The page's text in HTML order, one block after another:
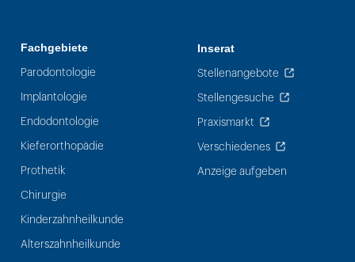
Fachgebiete
Parodontologie
Implantologie
Endodontologie
Kieferorthopädie
Prothetik
Chirurgie
Kinderzahnheilkunde
Alterszahnheilkunde
Inserat
Stellenangebote
Stellengesuche
Praxismarkt
Verschiedenes
Anzeige aufgeben